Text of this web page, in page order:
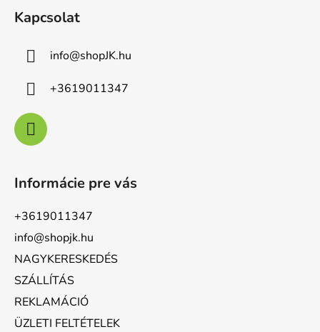
Kapcsolat
info@shopJK.hu
+3619011347
Informácie pre vás
+3619011347
info@shopjk.hu
NAGYKERESKEDÉS
SZÁLLÍTÁS
REKLAMÁCIÓ
ÜZLETI FELTÉTELEK